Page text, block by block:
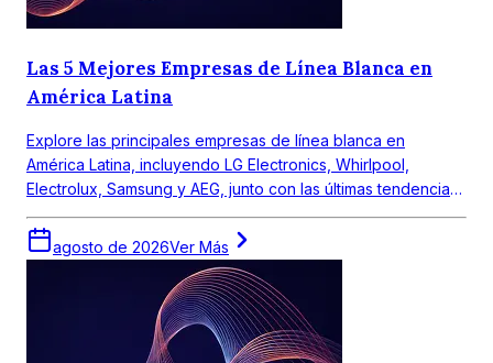
Las 5 Mejores Empresas de Línea Blanca en
América Latina
Explore las principales empresas de línea blanca en
América Latina, incluyendo LG Electronics, Whirlpool,
Electrolux, Samsung y AEG, junto con las últimas tendencias
del mercado.
agosto de 2026Ver Más